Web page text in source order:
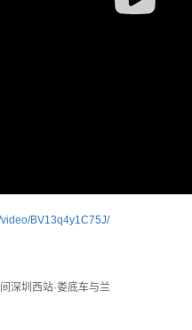
BV13q4y1C75J/
深圳西站·娄底车与兰